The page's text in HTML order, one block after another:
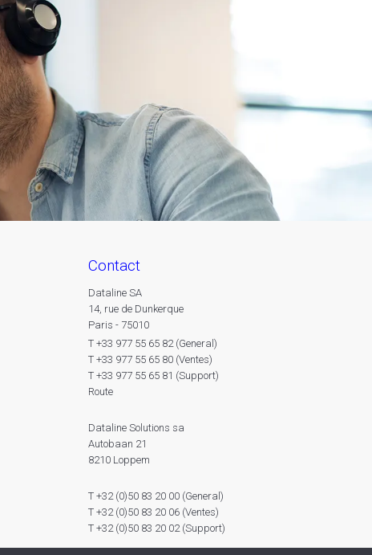
contact
Dataline SA
14, rue de Dunkerque
Paris - 75010
T +33 977 55 65 82 (General)
T +33 977 55 65 80 (Ventes)
T +33 977 55 65 81 (Support)
Route
Dataline Solutions sa
Autobaan 21
8210 Loppem
T +32 (0)50 83 20 00 (General)
T +32 (0)50 83 20 06 (Ventes)
T +32 (0)50 83 20 02 (Support)